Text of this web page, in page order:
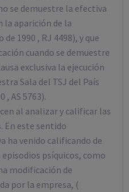
se demuestre la efectiva
la aparición de la
1990 , RJ 4498), y que
cuando se demuestre
exclusiva la ejecución
Sala del TSJ del País
, AS 5763).
al analizar y calificar las
En este sentido
ha venido calificando de
psíquicos, como
modificación de
por la empresa, (